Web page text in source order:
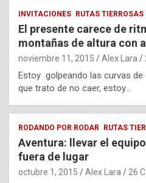
INVITACIONES RUTAS TIERROSAS
El presente carece de
montañas de altura con
noviembre 11, 2015 Alex Lara
Estoy golpeando las curvas
que trato de no caer, estoy…
RODANDO POR RODAR RUTAS
Aventura: llevar el
fuera de lugar
octubre 1, 2015 Alex Lara 26